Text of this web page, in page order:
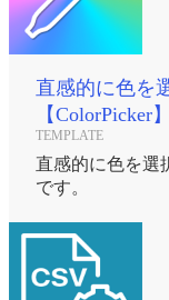
直感的に色を
【ColorPicker】
TEMPLATE
直感的に色を選
です。